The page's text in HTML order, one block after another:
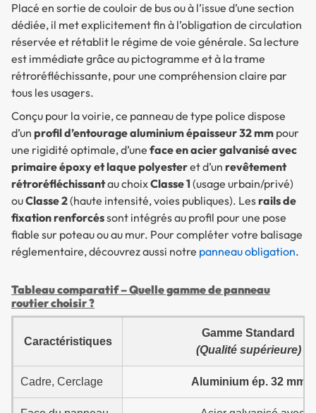
Placé en sortie de couloir de bus ou à l’issue d’une section
dédiée, il met explicitement fin à l’obligation de circulation
réservée et rétablit le régime de voie générale. Sa lecture
est immédiate grâce au pictogramme et à la trame
rétroréfléchissante, pour une compréhension claire par
tous les usagers.
Conçu pour la voirie, ce panneau de type police dispose
d’un profil d’entourage aluminium épaisseur 32 mm pour
une rigidité optimale, d’une face en acier galvanisé avec
primaire époxy et laque polyesteret d’un revêtement
rétroréfléchissantau choixClasse 1 (usage urbain/privé)
ouClasse 2(haute intensité, voies publiques). Lesrails de
fixation renforcéssont intégrés au profil pour une pose
fiable sur poteau ou au mur. Pour compléter votre balisage
réglementaire, découvrez aussi notre panneau obligation.
Tableau comparatif – Quelle gamme de panneau
routier choisir ?
Caractéristiques
Gamme Standard
(Qualité supérieure)
Cadre, Cerclage Aluminium ép. 32 mm